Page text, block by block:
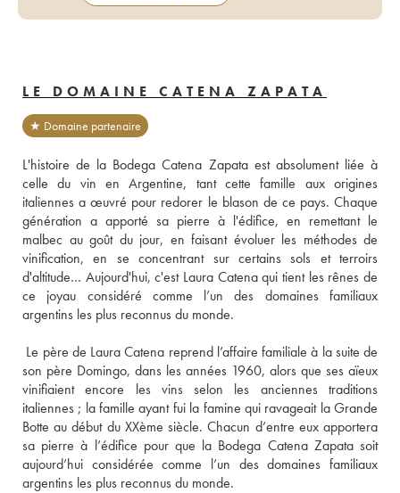
LE DOMAINE CATENA ZAPATA
★ Domaine partenaire
L'histoire de la Bodega Catena Zapata est absolument liée à
celle du vin en Argentine, tant cette famille aux origines
italiennes a œuvré pour redorer le blason de ce pays. Chaque
génération a apporté sa pierre à l'édifice, en remettant le
malbec au goût du jour, en faisant évoluer les méthodes de
vinification, en se concentrant sur certains sols et terroirs
d'altitude… Aujourd'hui, c'est Laura Catena qui tient les rênes de
ce joyau considéré comme l’un des domaines familiaux
argentins les plus reconnus du monde.
Le père de Laura Catena reprend l’affaire familiale à la suite de
son père Domingo, dans les années 1960, alors que ses aïeux
vinifiaient encore les vins selon les anciennes traditions
italiennes ; la famille ayant fui la famine qui ravageait la Grande
Botte au début du XXème siècle. Chacun d’entre eux apportera
sa pierre à l’édifice pour que la Bodega Catena Zapata soit
aujourd’hui considérée comme l’un des domaines familiaux
argentins les plus reconnus du monde.